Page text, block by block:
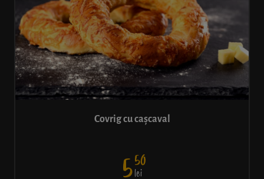
Covrig cu cașcaval
550
lei